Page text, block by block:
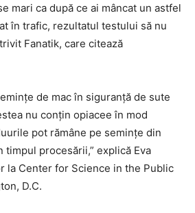
mari ca după ce ai mâncat un astfel
în trafic, rezultatul testului să nu
Fanatik, care citează
de mac în siguranță de sute
nu conțin opiacee în mod
pot rămâne pe semințe din
timpul procesării,” explică Eva
la Center for Science in the Public
D.C.